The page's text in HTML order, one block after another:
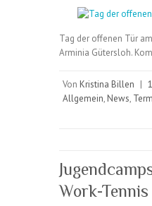
Tag der offenen Tür
Arminia Gütersloh.
Von Kristina Billen |
Allgemein, News,
Work-Tennis